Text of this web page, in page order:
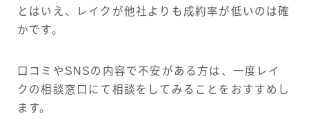
とはいえ、レイクが他社よりも成約率が低いのは確
かです。
口コミやSNSの内容で不安がある方は、一度レイ
クの相談窓口にて相談をしてみることをおすすめし
ます。